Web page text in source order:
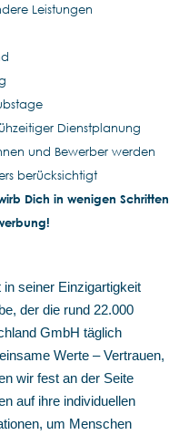
Leistungen
Dienstplanung
und Bewerber werden
berücksichtigt
Dich in wenigen Schritten
seiner Einzigartigkeit
der die rund 22.000
GmbH täglich
Werte – Vertrauen,
wir fest an der Seite
auf ihre individuellen
um Menschen